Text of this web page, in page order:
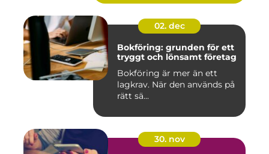
02. dec
Bokföring: grunden för ett
tryggt och lönsamt företag
Bokföring är mer än ett
lagkrav. När den används på
rätt sä...
30. nov